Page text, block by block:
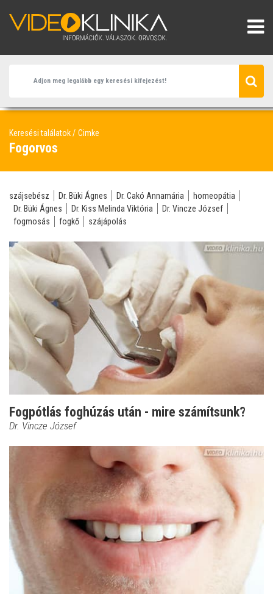
Keresési találatok Cimke
Fogorvos
szájsebész Dr. Büki Ágnes Dr. Cakó Annamária
homeopátia
Dr. Büki Ágnes
Dr. Kiss Melinda Viktória
Dr. Vincze József
fogmosás
fogkő szájápolás
Fogpótlás foghúzás után - mire számítsunk?
Dr. Vincze József